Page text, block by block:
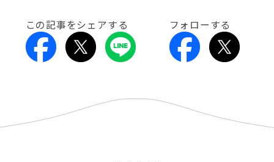
この記事をシェアする フォローする